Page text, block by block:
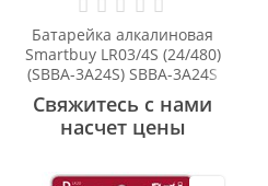
Батарейка алкалиновая
Smartbuy LR03/4S (24/480)
(SBBA-3A24S) SBBA-3A24S
Свяжитесь с нами
насчет цены